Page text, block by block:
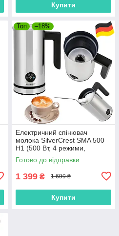
Купити
Топ –18%
Електричний спінювач
молока SilverCrest SMA 500
H1 (500 Вт, 4 режими,
Німеччина)
Готово до відправки
1 399 ₴ 1 699 ₴
Купити